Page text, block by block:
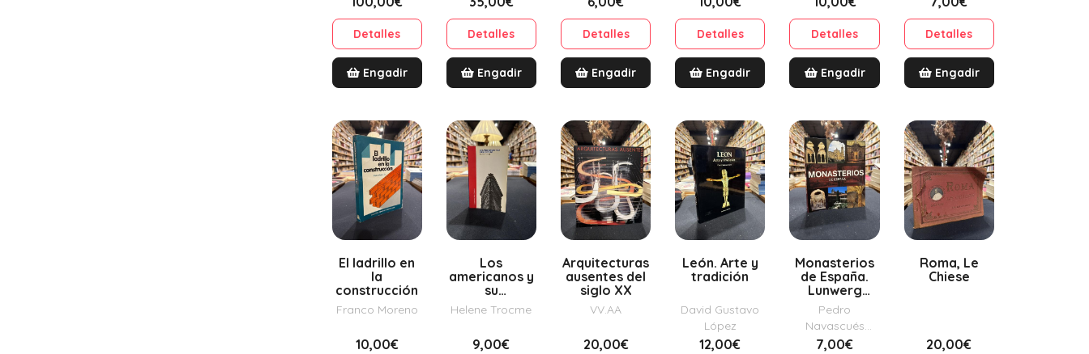
Detalles
Engadir
Detalles
Engadir
Detalles
Engadir
Detalles
Engadir
Detalles
Engadir
Detalles
Engadir
El ladrillo en
la
construcción
Franco Moreno
10,00€
Los
americanos y
su
arquitectura
Helene Trocme
9,00€
Arquitecturas
ausentes del
siglo XX
VV.AA
20,00€
León. Arte y
tradición
David Gustavo
López
12,00€
Monasterios
de España.
Lunwerg
Medium
Pedro
Navascués
Palacio, AA. VV
7,00€
Roma, Le
Chiese
20,00€